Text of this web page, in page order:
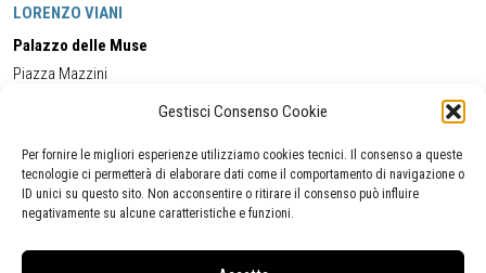
Gestisci Consenso Cookie
Per fornire le migliori esperienze utilizziamo cookies tecnici. Il consenso a queste
tecnologie ci permetterà di elaborare dati come il comportamento di navigazione o
ID unici su questo sito. Non acconsentire o ritirare il consenso può influire
negativamente su alcune caratteristiche e funzioni.
LORENZO VIANI
Palazzo delle Muse
Piazza Mazzini
Cell:+39 338 5714978 (orario apertura Galleria)
Tel:
+39 0584 944580
(orario 09.00/13.00)
Email:gamc@comune.viareggio.lu.it
Segnalazione di inaccessibilità